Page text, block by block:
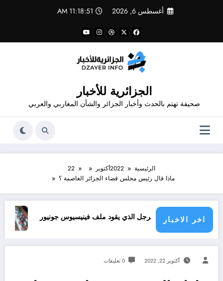
أغسطس 6, 2026 11:18:51 AM
الجزائرية للأخبار
صحيفة تهتم بالحدث وأخبار الجزائر والشأن المغاربي والعربي
الرئيسية 2022أكتوبر
22
ماذا قال رئيس مجلس قضاء الجزائر العاصمة ؟
اخر الاخبار
الرجل الذي يقود ملف فينيسيوس جونيور قانون المؤثرات العقلية في الجزائر
أكتوبر 22, 2022 0 تعليقات